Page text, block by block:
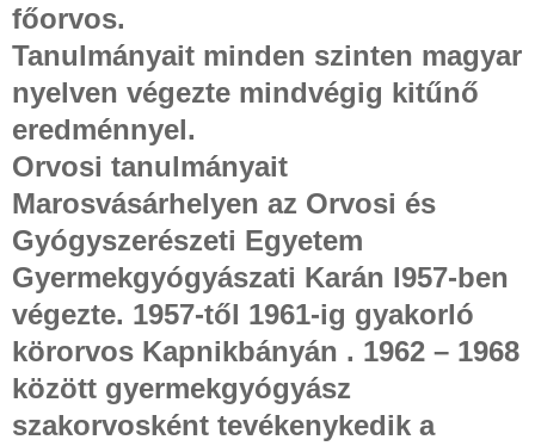
főorvos.
Tanulmányait minden szinten magyar
nyelven végezte mindvégig kitűnő
eredménnyel.
Orvosi tanulmányait
Marosvásárhelyen az Orvosi és
Gyógyszerészeti Egyetem
Gyermekgyógyászati Karán l957-ben
végezte. 1957-től 1961-ig gyakorló
körorvos Kapnikbányán . 1962 – 1968
között gyermekgyógyász
szakorvosként tevékenykedik a